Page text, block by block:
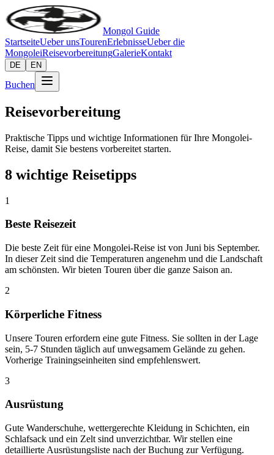
Mongol Guide
StartseiteUeber unsTourenErlebnisseUeber die
MongoleiReisevorbereitungGalerieKontakt
DE EN
Buchen
Reisevorbereitung
Praktische Tipps und wichtige Informationen für Ihre Mongolei-
Reise, damit Sie bestens vorbereitet starten.
8 wichtige Reisetipps
1
Beste Reisezeit
Die beste Zeit für eine Mongolei-Reise ist von Juni bis September.
In dieser Zeit sind die Temperaturen angenehm und die Landschaft
am schönsten. Wir bieten Touren über die ganze Saison an.
2
Körperliche Fitness
Unsere Touren erfordern eine gute Fitness. Sie sollten in der Lage
sein, 5-7 Stunden täglich auf unwegsamem Gelände zu gehen.
Vorherige Trainingseinheiten sind empfehlenswert.
3
Ausrüstung
Gute Wanderschuhe, wettergerechte Kleidung in Schichten, ein
Schlafsack und ein Zelt sind unverzichtbar. Wir stellen eine
detaillierte Ausrüstungsliste nach der Buchung zur Verfügung.